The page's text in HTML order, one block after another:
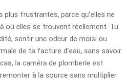
frustrantes, parce qu’elles ne
où elles se trouvent réellement. Tu
sentir une odeur de moisi ou
de ta facture d’eau, sans savoir
la caméra de plomberie est
à la source sans multiplier